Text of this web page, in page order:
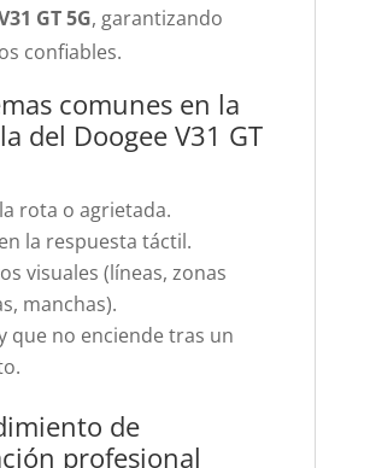
GT 5G, garantizando
confiables.
comunes en la
del Doogee V31 GT
rota o agrietada.
la respuesta táctil.
visuales (líneas, zonas
manchas).
que no enciende tras un
de
profesional